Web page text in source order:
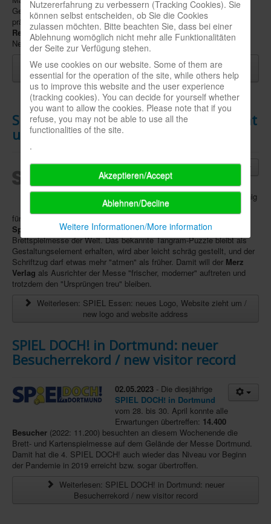
Gelegenheit, ihre neuen Entwürfe Verlagen und Agenturen zu
präsentieren; eine Teilnahme sagten bereits50 Vertreter und
Redakteure von 30 Firmenzu, die zu diesem Anlass potenzielle
Neuzugänge für ihre Programme sichten können.
Weiterlesen: 3.-4. Juni / June 3-4: Göttinger
Spieleautor*innen-Treffen, Göttinger Tag des Spiels
SPIEL Essen: neues Logo, Website zieht
um / new logo and website address
11.05.2023- "Alles neu macht
der Mai" heißt ein Sprichwort,
und zumindest in Teilen nutzt auch die
Essener SPIELden Monat für ein wenig
Frühjahrsputz: Ein Jahr und knapp
fünfeinhalb Monate nach der Übernahme durch die Nürnberger
Spielwarenmesse eG ziert einneues Logo die größte
Brettspielmesse der Welt. Das bekannte Tangram-Puzzle bleibt als
Gestaltungselement erhalten, wird aber leicht schräg gestellt, und der
Schriftzug darf etwas mehr "atmen" als früher. Damit will der Merz
Verlag als Ausrichter der Messe "frischer, moderner" auftreten und
trotzdem den "Ursprüngen treu" bleiben.
Weiterlesen: SPIEL Essen: neues Logo, Website zieht um /
new logo and website address
SPIEL DOCH! in Dortmund: neuer
Besucherrekord / new visitor record
02.05.2023 - Die diesjährige
SPIEL DOCH! in Dortmund
vom 28. bis 30. April konnte alle
Erwartungen übertreffen: 14.400
Besucher (2022: 11.200) besuchten an diesem Wochenende die
Brett- und Kartenspielmesse auf dem Gelände der Messe Dortmund.
Damit hat die 4. SPIEL DOCH! auch wieder das Niveau vor Beginn
der Pandemie in 2019 erreicht bzw. sogar übertroffen.
Weiterlesen: SPIEL DOCH! in Dortmund: neuer
Besucherrekord / new visitor record
Nutzererfahrung zu verbessern (Tracking Cookies). Sie
können selbst entscheiden, ob Sie die Cookies
zulassen möchten. Bitte beachten Sie, dass bei einer
Ablehnung womöglich nicht mehr alle Funktionalitäten
der Seite zur Verfügung stehen.
We use cookies on our website. Some of them are
essential for the operation of the site, while others help
us to improve this website and the user experience
(tracking cookies). You can decide for yourself whether
you want to allow the cookies. Please note that if you
refuse, you may not be able to use all the
functionalities of the site.
.
Akzeptieren/Accept
Ablehnen/Decline
Weitere Informationen/More information